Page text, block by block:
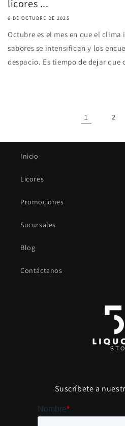
licores ...
6 DE OCTUBRE DE 2025
Octubre es el mes en que el
sabores se intensifican y los
despacio. Es tiempo de dejar que
1 2
Inicio
Licores
Promociones
Sucursales
Blog
Contáctanos
Suscríbete a